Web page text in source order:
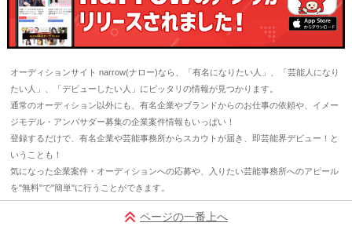
オーディションサイト narrow(ナロー)なら、「有名になりたい人」、「芸能人になり
たい人」、「デビューしたい人」にピッタリの情報が見つかります。
通常のオーディション以外にも、有名企業やブランドからのお仕事の依頼や、イメー
ジモデル・アンバサダー募集の企業案件情報もいっぱい！
登録するだけで、有名企業や芸能事務所からスカウトが届き、即芸能界デビュー！と
いうことも！
気になった企業案件・オーディションへの応募や、入りたい芸能事務所へのアピール
を"無料"で"簡単"に行うことができます。
ページの一番上へ